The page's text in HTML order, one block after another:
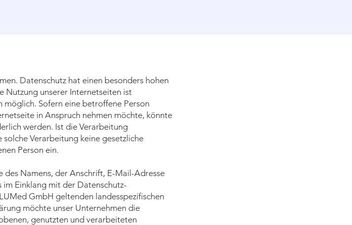
Datenschutz hat einen besonders hohen
Nutzung unserer Internetseiten ist
Sofern eine betroffene Person
in Anspruch nehmen möchte, könnte
werden. Ist die Verarbeitung
Verarbeitung keine gesetzliche
Person ein.
Namens, der Anschrift, E-Mail-Adresse
Einklang mit der Datenschutz-
GmbH geltenden landesspezifischen
möchte unser Unternehmen die
genutzten und verarbeiteten